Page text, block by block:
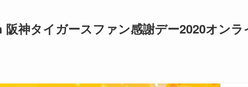
神タイガースファン感謝デー2020オンラ